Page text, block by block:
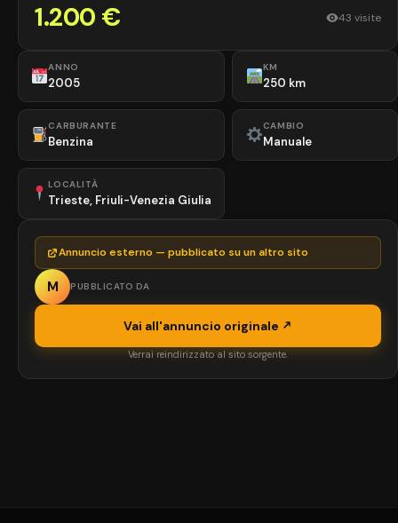
1.200 € 43 visite
ANNO
2005
KM
250 km
CARBURANTE
Benzina
CAMBIO
Manuale
LOCALITÀ
Trieste, Friuli-Venezia Giulia
Annuncio esterno — pubblicato su un altro sito
M PUBBLICATO DA
Vai all'annuncio originale
Verrai reindirizzato al sito sorgente.